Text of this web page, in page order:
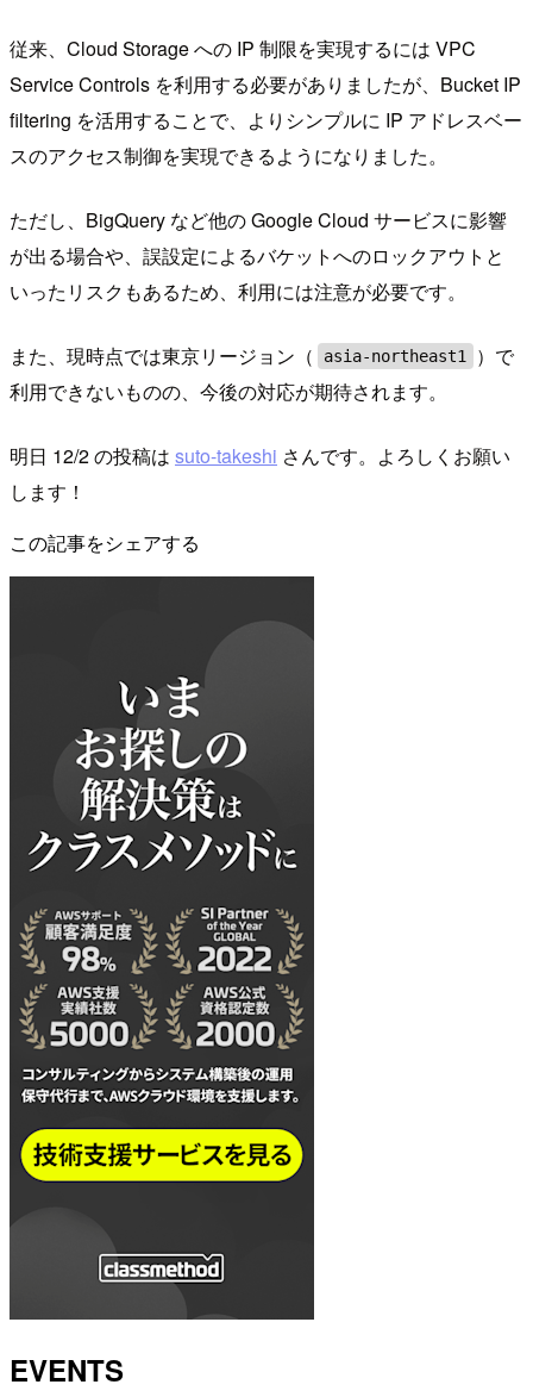
従来、Cloud Storage への IP 制限を実現するには VPC
Service Controls を利用する必要がありましたが、Bucket IP
filtering を活用することで、よりシンプルに IP アドレスベー
スのアクセス制御を実現できるようになりました。
ただし、BigQuery など他の Google Cloud サービスに影響
が出る場合や、誤設定によるバケットへのロックアウトと
いったリスクもあるため、利用には注意が必要です。
また、現時点では東京リージョン（ asia-northeast1
）で
利用できないものの、今後の対応が期待されます。
明日 12/2 の投稿は suto-takeshi さんです。よろしくお願い
します！
この記事をシェアする
EVENTS